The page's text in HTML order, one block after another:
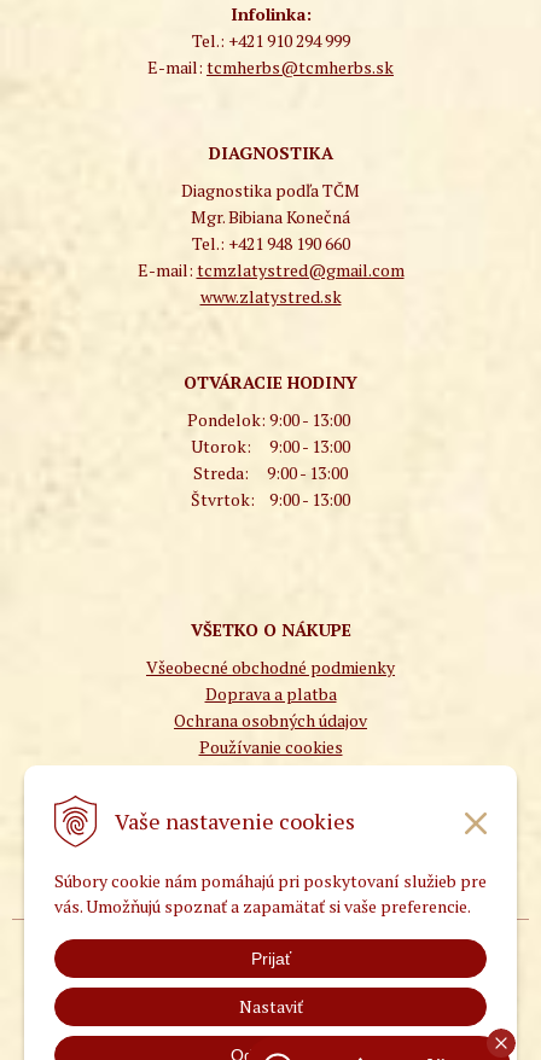
Vaše nastavenie cookies
Súbory cookie nám pomáhajú pri poskytovaní služieb pre
vás. Umožňujú spoznať a zapamätať si vaše preferencie.
Prijať
Nastaviť
Odmietnuť
Infolinka:
Tel.: +421 910 294 999
E-mail: tcmherbs@tcmherbs.sk
DIAGNOSTIKA
Diagnostika podľa TČM
Mgr. Bibiana Konečná
Tel.: +421 948 190 660
E-mail: tcmzlatystred@gmail.com
www.zlatystred.sk
OTVÁRACIE HODINY
Pondelok: 9:00 - 13:00
Utorok: 9:00 - 13:00
Streda: 9:00 - 13:00
Štvrtok: 9:00 - 13:00
VŠETKO O NÁKUPE
Všeobecné obchodné podmienky
Doprava a platba
Ochrana osobných údajov
Používanie cookies
Autorom všetkých popisov na tejto stránke je MUDr.
Petr Hoffmannwww.patentnimedicina.cz
© TCMobchod 2026 | UNIobchod •tvorba eshopu cez